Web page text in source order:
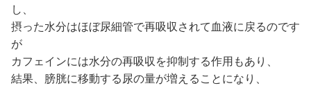
し、
摂った水分はほぼ尿細管で再吸収されて血液に戻るのです
が
カフェインには水分の再吸収を抑制する作用もあり、
結果、膀胱に移動する尿の量が増えることになり、